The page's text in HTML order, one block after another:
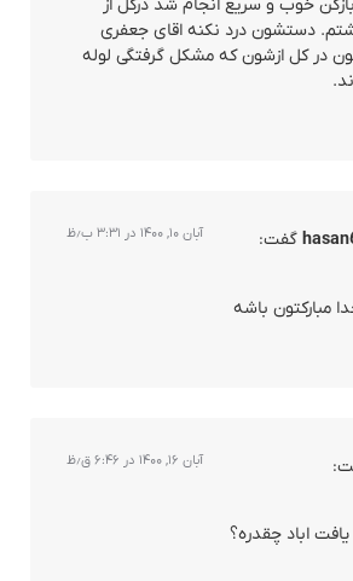
خوب و سریع انجام شد درکل از
دستشون درد نکنه اقای جعفری
در کل ازشون که مشکل گرفتگی لوله
گفت: آبان ۱۰, ۱۴۰۰ در ۳:۳۱ ب٫ظ
مبارکتون باشه
آبان ۱۶, ۱۴۰۰ در ۶:۴۶ ق٫ظ
اباد چقدره؟